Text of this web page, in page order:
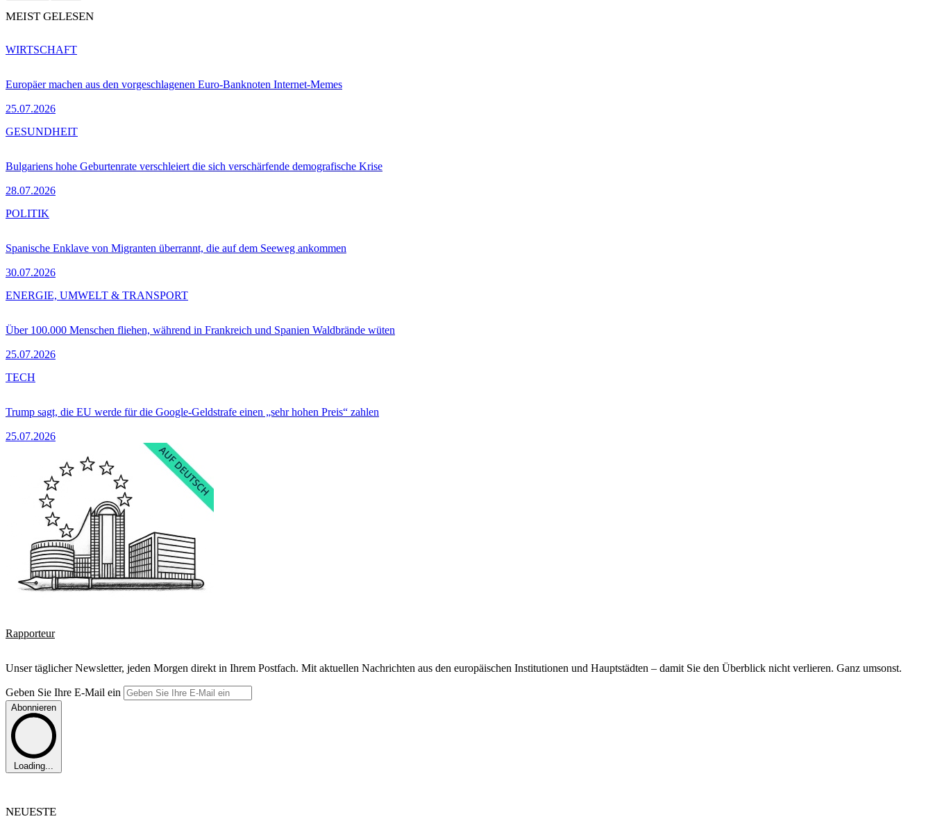
MEIST GELESEN
Europäer machen aus den vorgeschlagenen Euro-Banknoten Internet-Memes
25.07.2026
WIRTSCHAFT
Bulgariens hohe Geburtenrate verschleiert die sich verschärfende demografische Krise
28.07.2026
GESUNDHEIT
Spanische Enklave von Migranten überrannt, die auf dem Seeweg ankommen
30.07.2026
POLITIK
Über 100.000 Menschen fliehen, während in Frankreich und Spanien Waldbrände wüten
25.07.2026
ENERGIE, UMWELT & TRANSPORT
Trump sagt, die EU werde für die Google-Geldstrafe einen „sehr hohen Preis“ zahlen
25.07.2026
TECH
Rapporteur
Unser täglicher Newsletter, jeden Morgen direkt in Ihrem Postfach. Mit aktuellen Nachrichten aus den europäischen Institutionen und Hauptstädten – damit Sie den Überblick nicht verlieren. Ganz umsonst.
Geben Sie Ihre E-Mail ein
Abonnieren
Loading...
NEUESTE